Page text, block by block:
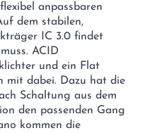
anpassbaren
dem stabilen,
IC 3.0 findet
ACID
und ein Flat
mit dabei. Dazu hat die
Schaltung aus dem
den passenden Gang
kommen die